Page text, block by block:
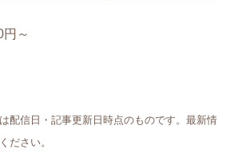
～
配信日・記事更新日時点のものです。最新情
ださい。